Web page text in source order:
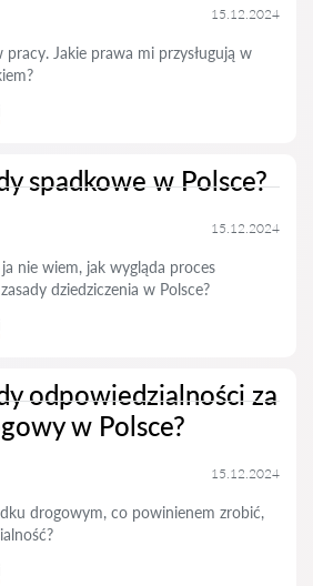
15.12.2024
pracy. Jakie prawa mi przysługują w
spadkowe w Polsce?
15.12.2024
nie wiem, jak wygląda proces
dziedziczenia w Polsce?
odpowiedzialności za
w Polsce?
15.12.2024
drogowym, co powinienem zrobić,